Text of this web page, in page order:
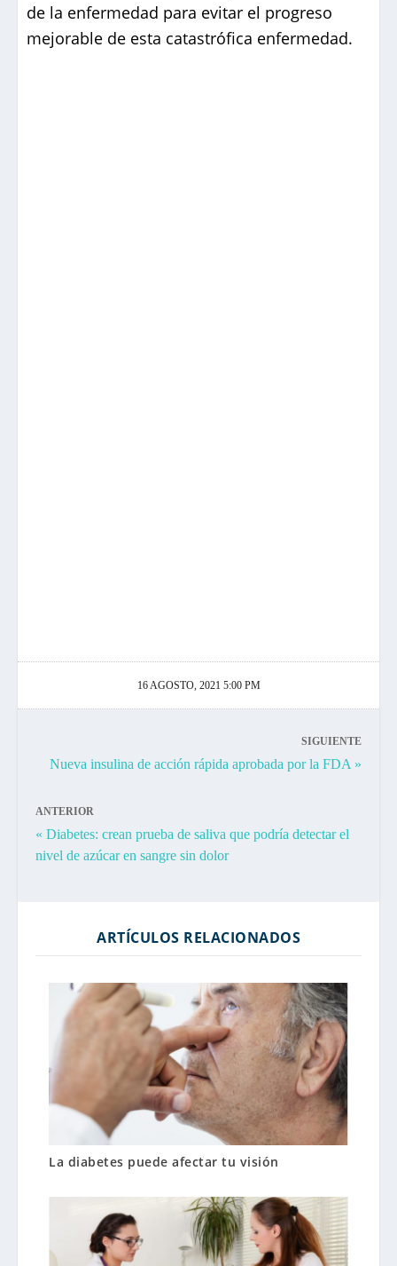
de la enfermedad para evitar el progreso
mejorable de esta catastrófica enfermedad.
16 AGOSTO, 2021 5:00 PM
SIGUIENTE
Nueva insulina de acción rápida aprobada por la FDA »
ANTERIOR
« Diabetes: crean prueba de saliva que podría detectar el
nivel de azúcar en sangre sin dolor
ARTÍCULOS RELACIONADOS
La diabetes puede afectar tu visión